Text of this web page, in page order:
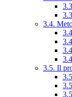
3.4.
3.5. Il